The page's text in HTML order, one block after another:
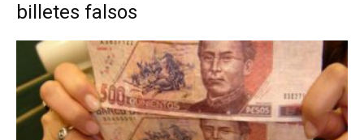
billetes falsos